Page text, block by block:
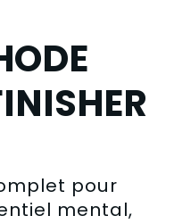
pour
mental,